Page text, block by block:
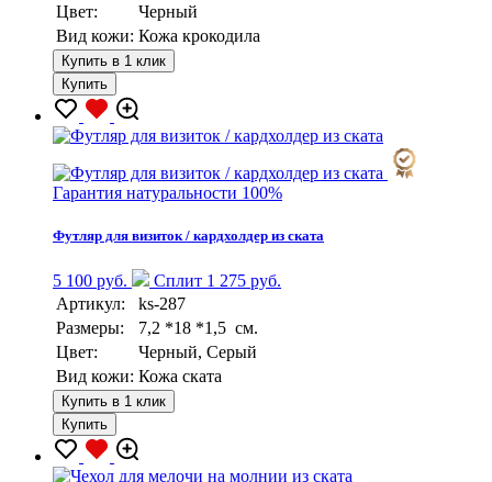
Цвет:
Черный
Вид кожи: Кожа крокодила
Купить в 1 клик
Купить
Гарантия натуральности 100%
Футляр для визиток / кардхолдер из ската
5 100 руб.
Сплит 1 275 руб.
Артикул:
ks-287
Размеры:
7,2 *18 *1,5 см.
Цвет:
Черный, Серый
Вид кожи: Кожа ската
Купить в 1 клик
Купить